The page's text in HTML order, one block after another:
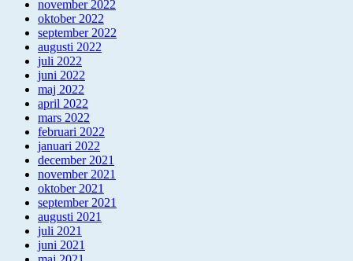
november 2022
oktober 2022
september 2022
augusti 2022
juli 2022
juni 2022
maj 2022
april 2022
mars 2022
februari 2022
januari 2022
december 2021
november 2021
oktober 2021
september 2021
augusti 2021
juli 2021
juni 2021